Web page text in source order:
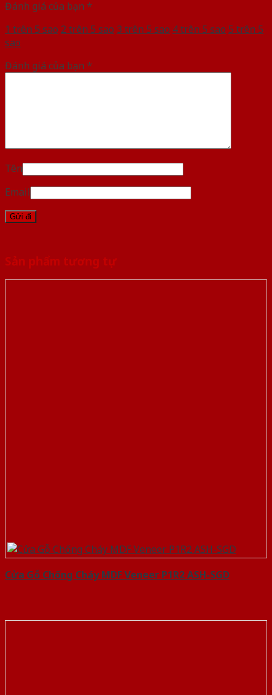
Đánh giá của bạn *
1 trên 5 sao 2 trên 5 sao 3 trên 5 sao 4 trên 5 sao 5 trên 5
sao
Đánh giá của bạn *
Tên
Email
Sản phẩm tương tự
Cửa Gỗ Chống Cháy MDF Veneer P1R2 ASH-SGD